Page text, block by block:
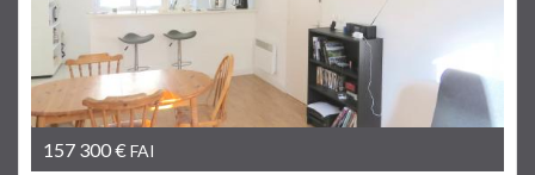
157 300 €FAI